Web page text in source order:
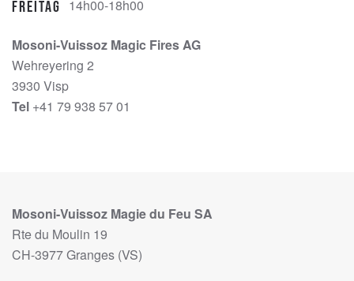
Freitag 14h00-18h00
Mosoni-Vuissoz Magic Fires AG
Wehreyering 2
3930 Visp
Tel +41 79 938 57 01
Mosoni-Vuissoz Magie du Feu SA
Rte du Moulin 19
CH-3977 Granges (VS)